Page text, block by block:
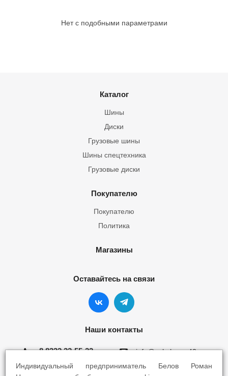
Нет с подобными параметрами
Каталог
Шины
Грузовые шины
Шины спецтехника
Диски
Грузовые диски
Покупателю
Покупателю
Политика
Магазины
Оставайтесь на связи
Наши контакты
8 8332 22-55-22 info@yokohama43.ru
Киров, ул. Ломоносова 5Б
Индивидуальный предприниматель Белов Роман